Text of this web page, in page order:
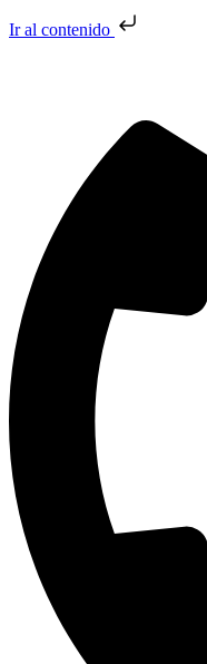
Ir al contenido